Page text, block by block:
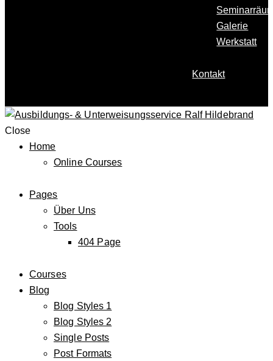
Galerie
Werkstatt
Kontakt
Close
Home
Online Courses
Pages
Über Uns
Tools
404 Page
Courses
Blog
Blog Styles 1
Blog Styles 2
Single Posts
Post Formats